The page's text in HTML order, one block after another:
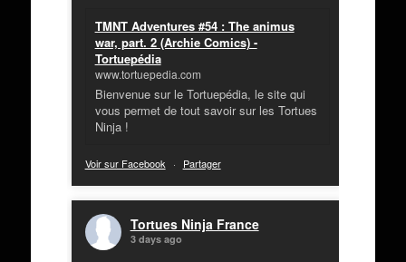
TMNT Adventures #54 : The animus
war, part. 2 (Archie Comics) -
Tortuepédia
www.tortuepedia.com
Bienvenue sur le Tortuepédia, le site qui
vous permet de tout savoir sur les Tortues
Ninja !
Voir sur Facebook · Partager
Tortues Ninja France
3 days ago